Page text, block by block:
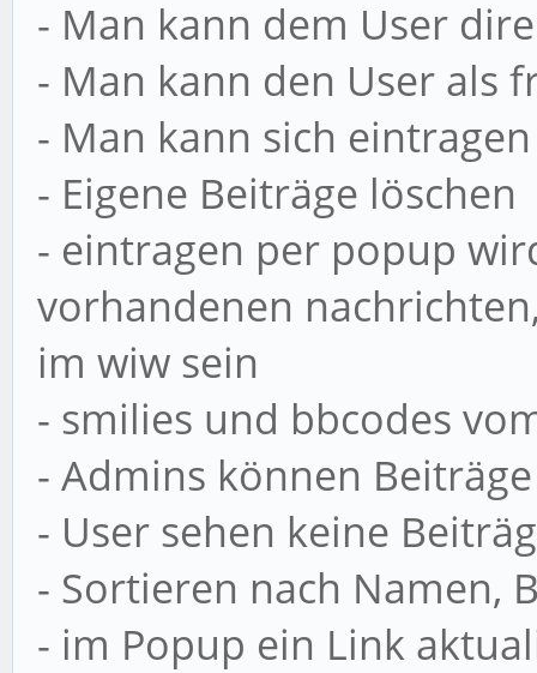
- Man kann dem User
- Man kann den User als
- Man kann sich eintragen
- Eigene Beiträge löschen
- eintragen per popup
vorhandenen
im wiw sein
- smilies und bbcodes
- Admins können
- User sehen keine
- Sortieren nach Namen,
- im Popup ein Link